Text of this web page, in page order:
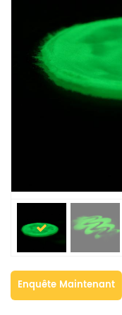
Enquête Maintenant